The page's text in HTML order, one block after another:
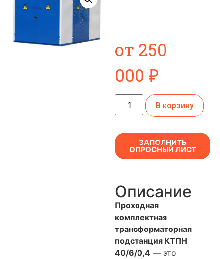
от 250
000 ₽
В корзину
ЗАПОЛНИТЬ
ОПРОСНЫЙ ЛИСТ
Описание
Проходная
комплектная
трансформаторная
подстанция КТПН
40/6/0,4 — это